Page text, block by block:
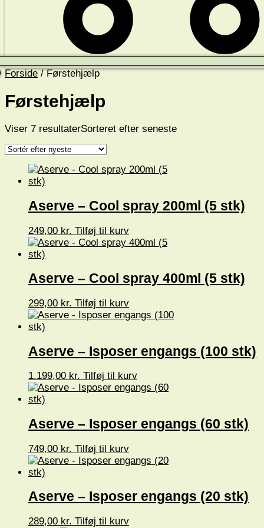
Forside/ Førstehjælp
Førstehjælp
Viser 7 resultaterSorteret efter seneste
Aserve – Cool spray 200ml (5 stk)
249,00 kr. Tilføj til kurv
Aserve – Cool spray 400ml (5 stk)
299,00 kr. Tilføj til kurv
Aserve – Isposer engangs (100 stk)
1.199,00 kr. Tilføj til kurv
Aserve – Isposer engangs (60 stk)
749,00 kr. Tilføj til kurv
Aserve – Isposer engangs (20 stk)
289,00 kr. Tilføj til kurv